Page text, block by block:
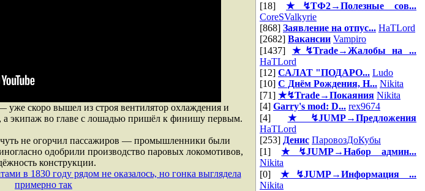
скоро вышел из строя вентилятор охлаждения и
а экипаж во главе с лошадью пришёл к финишу первым.
не огорчил пассажиров — промышленники были
одобрили производство паровых локомотивов,
конструкции.
в 1830 году рядом не оказалось, но гонка выглядела
примерно так
[18] ★↯ТФ2→Полезные сов...
CoreSValkyrie
[868] Заявление на отпус... HaTLord
[2682] Вакансии Vampiro
[1437] ★↯Trade→Жалобы на ...
HaTLord
[12] САЛАТ "ПОДАРО... Ludo
[10] С Днём Рождения, Н... Nikita
[71] ★↯Trade→Покаяния Nikita
[4] Garry's mod: D... rex9674
[4] ★↯JUMP→Предложения
HaTLord
[253] Денис ПаровозДоКубы
[1]★↯JUMP→Набор админ...
Nikita
[0] ★↯JUMP→Информация ...
Nikita